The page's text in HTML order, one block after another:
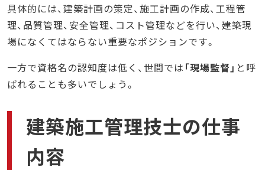
①技術力が高い
②コミュニケーション能力がある
④責任感が強い
⑤気遣いがある
⑦経験が豊富な人が多い
⑧常に学び続ける姿勢がある
まとめ
具体的には、建築計画の策定、施工計画の作成、工程管
理、品質管理、安全管理、コスト管理などを行い、建築現
場になくてはならない重要なポジションです。
一方で資格名の認知度は低く、世間では 「現場監督」 と呼
ばれることも多いでしょう。
建築施工管理技士の仕事
内容